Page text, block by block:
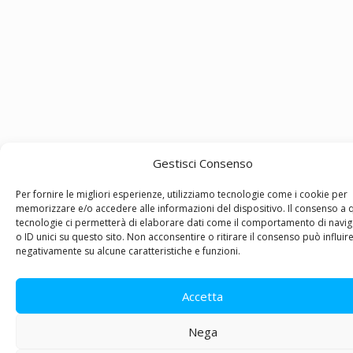
Gestisci Consenso
Per fornire le migliori esperienze, utilizziamo tecnologie come i cookie per
memorizzare e/o accedere alle informazioni del dispositivo. Il consenso a
tecnologie ci permetterà di elaborare dati come il comportamento di
o ID unici su questo sito. Non acconsentire o ritirare il consenso può influire
negativamente su alcune caratteristiche e funzioni.
Accetta
Nega